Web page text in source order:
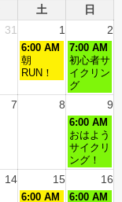
土
日
31 1 2
6:00 AM
朝
RUN！
7:00 AM
初心者サ
イクリン
グ
7 8 9
6:00 AM
おはよう
サイクリ
ング！
14 15 16
6:00 AM
6:00 AM